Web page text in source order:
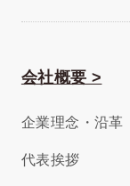
会社概要 >
企業理念・沿革
代表挨拶